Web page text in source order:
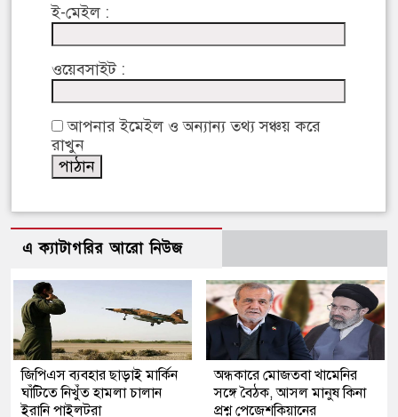
ই-মেইল :
ওয়েবসাইট :
আপনার ইমেইল ও অন্যান্য তথ্য সঞ্চয় করে
রাখুন
এ ক্যাটাগরির আরো নিউজ
জিপিএস ব্যবহার ছাড়াই মার্কিন
ঘাঁটিতে নিখুঁত হামলা চালান
ইরানি পাইলটরা
অন্ধকারে মোজতবা খামেনির
সঙ্গে বৈঠক, আসল মানুষ কিনা
প্রশ্ন পেজেশকিয়ানের